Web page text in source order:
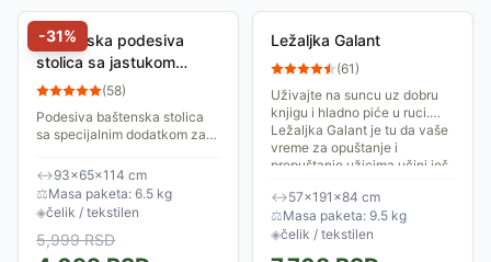
-31%
Baštenska podesiva
stolica sa jastukom
Messina Red
(58)
Podesiva baštenska stolica
sa specijalnim dodatkom za
čvrstu konstrukciju od
metalnih cevi. Platno je
izuzetno izdržljivo, a...
↔93×65×114 cm
⚖Masa paketa: 6.5 kg
◈čelik / tekstilen
5,999RSD
Ležaljka Galant
(61)
Uživajte na suncu uz dobru
knjigu i hladno piće u ruci.
Ležaljka Galant je tu da vaše
vreme za opuštanje i
prepuštanje užicima učini još
↔57×191×84 cm
⚖Masa paketa: 9.5 kg
◈čelik / tekstilen